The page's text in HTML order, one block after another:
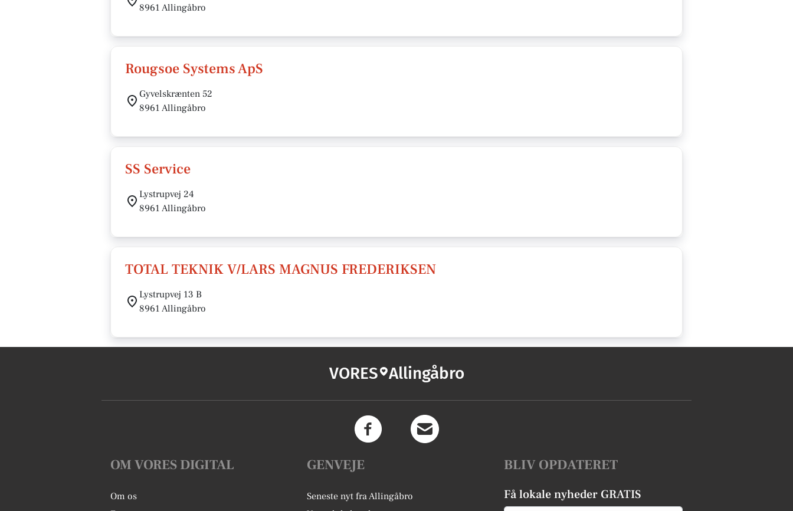
8961 Allingåbro
Rougsoe Systems ApS
Gyvelskrænten 52
8961 Allingåbro
SS Service
Lystrupvej 24
8961 Allingåbro
TOTAL TEKNIK V/LARS MAGNUS FREDERIKSEN
Lystrupvej 13 B
8961 Allingåbro
VORES Allingåbro
OM VORES DIGITAL
Om os
GENVEJE
Seneste nyt fra Allingåbro
BLIV OPDATERET
Få lokale nyheder GRATIS